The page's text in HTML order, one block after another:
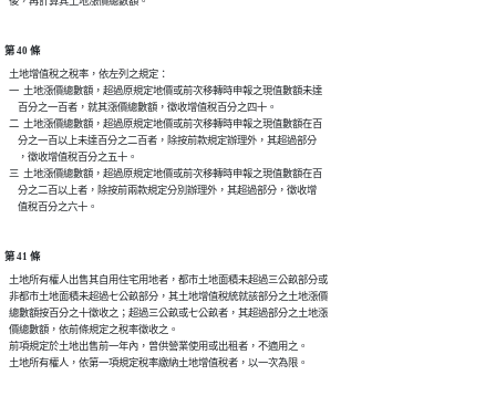
第 40 條
  土地增值稅之稅率，依左列之規定：
  一  土地漲價總數額，超過原規定地價或前次移轉時申報之現值數額未達
      百分之一百者，就其漲價總數額，徵收增值稅百分之四十。
  二  土地漲價總數額，超過原規定地價或前次移轉時申報之現值數額在百
      分之一百以上未達百分之二百者，除按前款規定辦理外，其超過部分
      ，徵收增值稅百分之五十。
  三  土地漲價總數額，超過原規定地價或前次移轉時申報之現值數額在百
      分之二百以上者，除按前兩款規定分別辦理外，其超過部分，徵收增
第 41 條
  土地所有權人出售其自用住宅用地者，都市土地面積未超過三公畝部分或
  非都市土地面積未超過七公畝部分，其土地增值稅統就該部分之土地漲價
  總數額按百分之十徵收之；超過三公畝或七公畝者，其超過部分之土地漲
  價總數額，依前條規定之稅率徵收之。
  前項規定於土地出售前一年內，曾供營業使用或出租者，不適用之。